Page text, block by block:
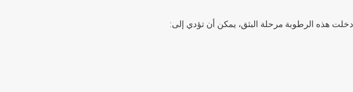
دخلت هذه الرطوبة مرحلة البثق، يمكن أن تؤدي إلى: